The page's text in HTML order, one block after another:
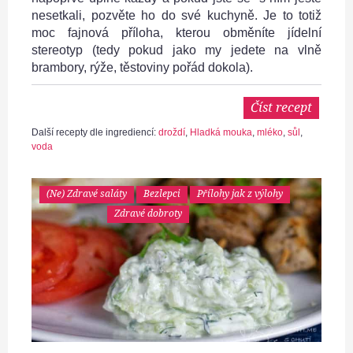
nesetkali, pozvěte ho do své kuchyně. Je to totiž
moc fajnová příloha, kterou obměníte jídelní
stereotyp (tedy pokud jako my jedete na vlně
brambory, rýže, těstoviny pořád dokola).
Číst recept
Další recepty dle ingrediencí: droždí, Hladká mouka, mléko, sůl ,
voda
(Ne) Zdravé saláty Bezlepci
Přílohy jak z výlohy
Zdravé dobroty